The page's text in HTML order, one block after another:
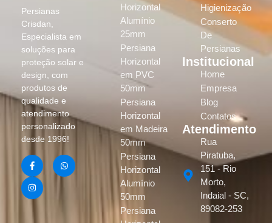
Persianas
Crisdan,
Especialista em
soluções para
proteção solar e
design, com
produtos de
qualidade e
atendimento
personalizado
desde 1996!
Horizontal
Alumínio
25mm
Persiana
Horizontal
em PVC
50mm
Persiana
Horizontal
em Madeira
50mm
Persiana
Horizontal
Alumínio
50mm
Persiana
Higienização
Conserto
De
Persianas
Institucional
Home
Empresa
Blog
Contatos
Atendimento
Rua
Piratuba,
151 - Rio
Morto,
Indaial - SC,
89082-253